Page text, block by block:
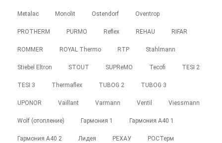
Metalac Monolit Ostendorf Oventrop
PROTHERM PURMO Reflex REHAU RIFAR
ROMMER ROYAL Thermo RTP Stahlmann
Stiebel Eltron STOUT SUPReMO Tecofi TESI 2
TESI 3 Thermaflex TUBOG 2 TUBOG 3
UPONOR Vaillant Varmann Ventil Viessmann
Wolf (отопление) Гармония 1 Гармония А40 1
Гармония А40 2 Лидея РЕХАУ РОСТерм